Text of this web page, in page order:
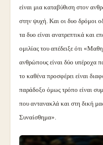
είναι μια καταβύθιση στον
στην ψυχή. Και οι δυο δρόμοι
τα δυο είναι ανατρεπτικά και
ομιλίας του απέδειξε ότι
ανθρώπους είναι δύο υπέροχα
το καθένα προσφέρει είναι
παράδοξο όμως τρόπο είναι
που αντανακλά και στη δική
Συναίσθημα».